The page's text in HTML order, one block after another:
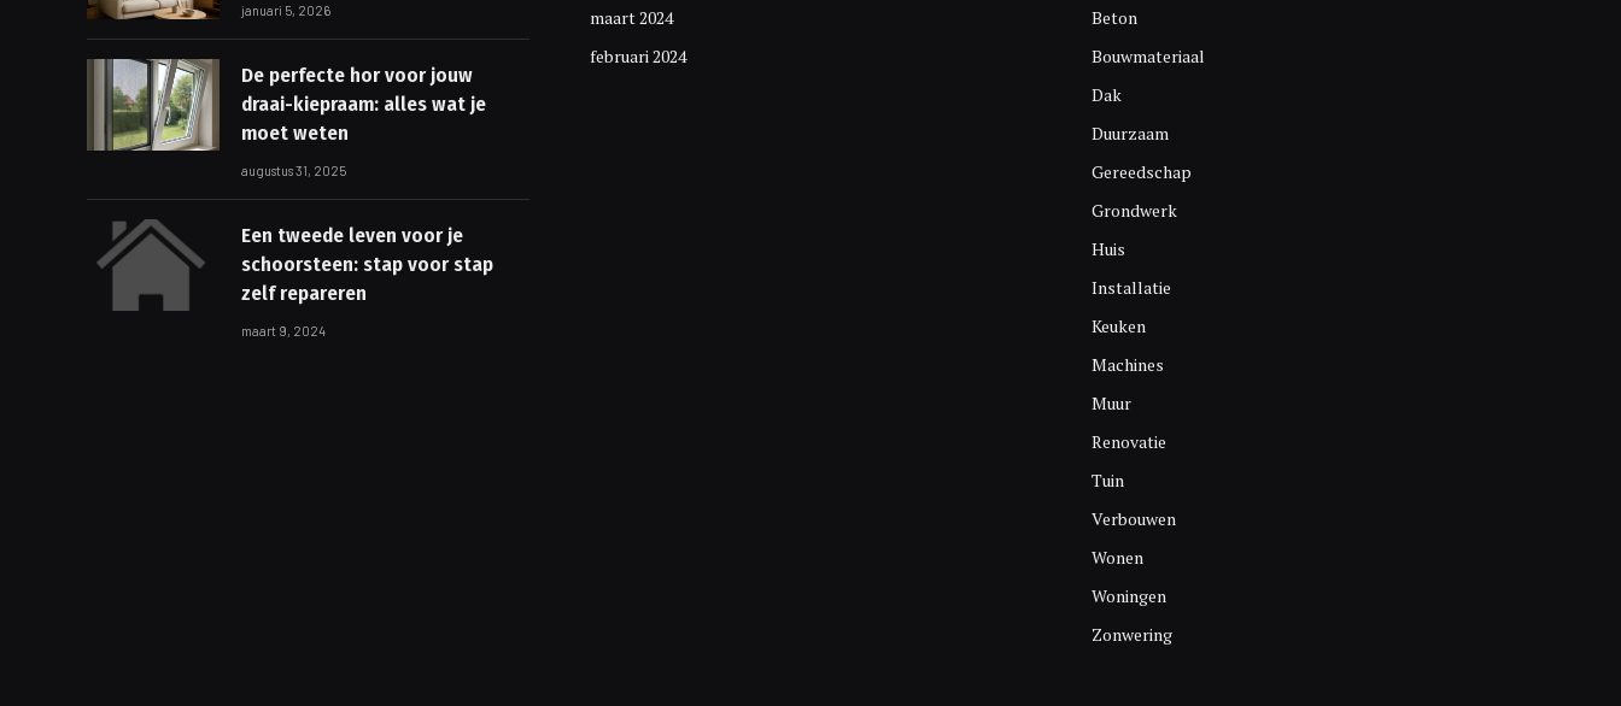
januari 5, 2026
De perfecte hor voor jouw
draai-kiepraam: alles wat je
moet weten
augustus 31, 2025
Een tweede leven voor je
schoorsteen: stap voor stap
zelf repareren
maart 9, 2024
maart 2024
februari 2024
Beton
Bouwmateriaal
Dak
Duurzaam
Gereedschap
Grondwerk
Huis
Installatie
Keuken
Machines
Muur
Renovatie
Tuin
Verbouwen
Wonen
Woningen
Zonwering